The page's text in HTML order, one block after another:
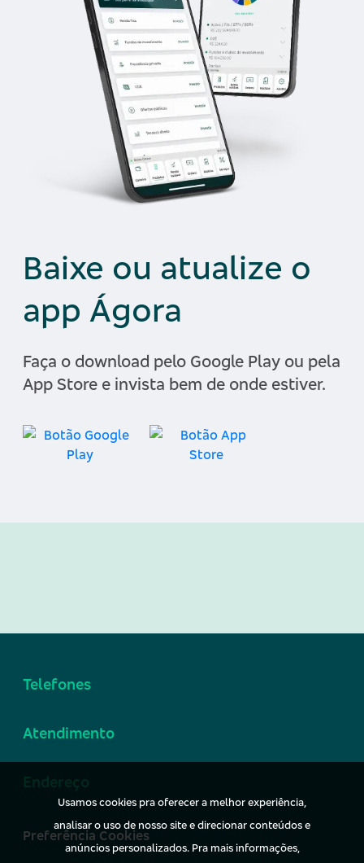
Baixe ou atualize o
app Ágora
Faça o download pelo Google Play ou pela
App Store e invista bem de onde estiver.
Telefones
Atendimento
Endereço
Preferência Cookies
Usamos cookies pra oferecer a melhor experiência,
analisar o uso de nosso site e direcionar conteúdos e
anúncios personalizados. Pra mais informações,